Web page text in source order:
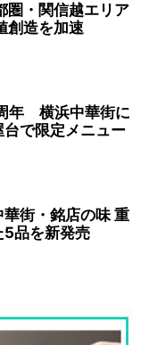
圏・関信越エリア
創造を加速
年 横浜中華街に
で限定メニュー
街・銘店の味 重
5品を新発売